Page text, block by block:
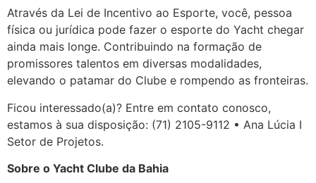
Através da Lei de Incentivo ao Esporte, você, pessoa
física ou jurídica pode fazer o esporte do Yacht chegar
ainda mais longe. Contribuindo na formação de
promissores talentos em diversas modalidades,
elevando o patamar do Clube e rompendo as fronteiras.
Ficou interessado(a)? Entre em contato conosco,
estamos à sua disposição: (71) 2105-9112 • Ana Lúcia I
Setor de Projetos.
Sobre o Yacht Clube da Bahia